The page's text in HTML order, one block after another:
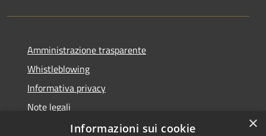
Amministrazione trasparente
Whistleblowing
Informativa privacy
Note legali
Dichiarazione di accessibilità
×
Informazioni sui cookie